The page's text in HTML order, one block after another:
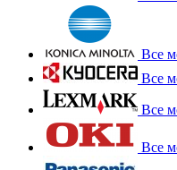
Все
Все
Все
Все